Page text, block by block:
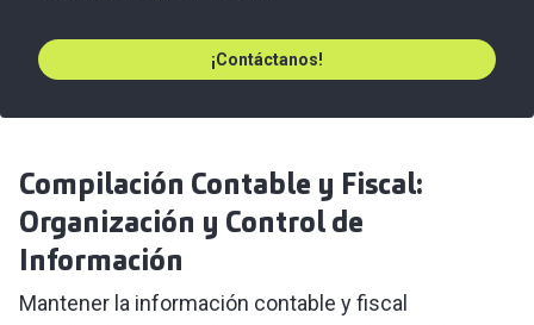
¡Contáctanos!
Compilación Contable y Fiscal:
Organización y Control de
Información
Mantener la información contable y fiscal